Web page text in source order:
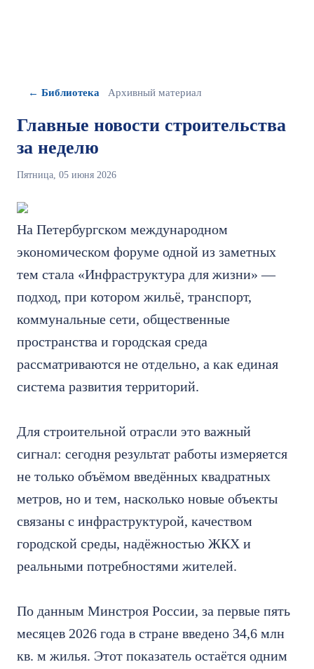
← Библиотека Архивный материал
Главные новости строительства
за неделю
Пятница, 05 июня 2026
На Петербургском международном
экономическом форуме одной из заметных
тем стала «Инфраструктура для жизни» —
подход, при котором жильё, транспорт,
коммунальные сети, общественные
пространства и городская среда
рассматриваются не отдельно, а как единая
система развития территорий.
Для строительной отрасли это важный
сигнал: сегодня результат работы измеряется
не только объёмом введённых квадратных
метров, но и тем, насколько новые объекты
связаны с инфраструктурой, качеством
городской среды, надёжностью ЖКХ и
реальными потребностями жителей.
По данным Минстроя России, за первые пять
месяцев 2026 года в стране введено 34,6 млн
кв. м жилья. Этот показатель остаётся одним